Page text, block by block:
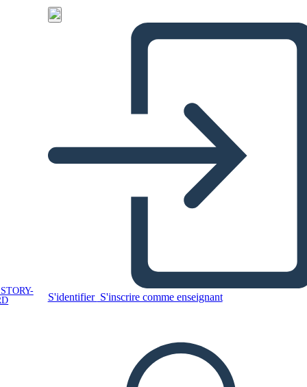
S'identifier S'inscrire comme enseignant